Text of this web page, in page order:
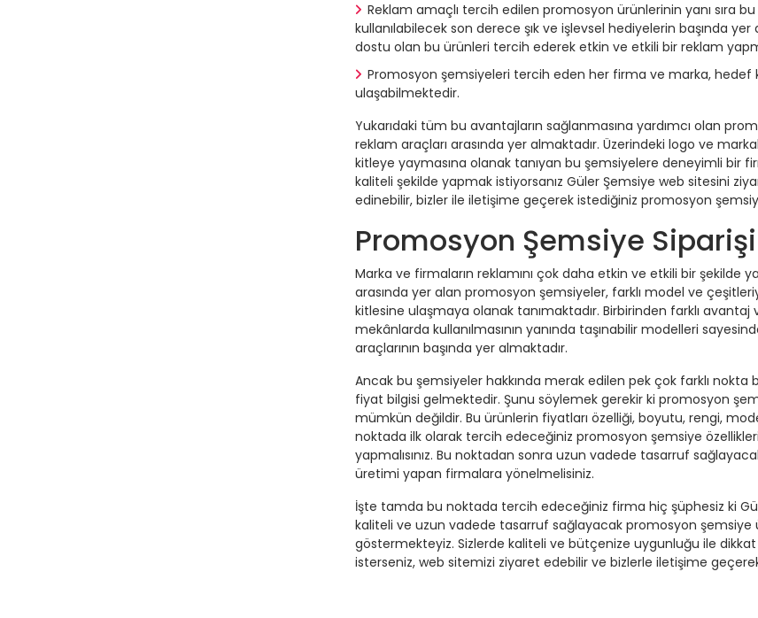
Reklam amaçlı tercih edilen promosyon ürünlerinin yanı sıra
kullanılabilecek son derece şık ve işlevsel hediyelerin başında
dostu olan bu ürünleri tercih ederek etkin ve etkili bir reklam
Promosyon şemsiyeleri tercih eden her firma ve marka, hedef
ulaşabilmektedir.
Yukarıdaki tüm bu avantajların sağlanmasına yardımcı olan
reklam araçları arasında yer almaktadır. Üzerindeki logo ve
kitleye yaymasına olanak tanıyan bu şemsiyelere deneyimli bir
kaliteli şekilde yapmak istiyorsanız Güler Şemsiye web sitesini
edinebilir, bizler ile iletişime geçerek istediğiniz promosyon
Promosyon Şemsiye Siparişi
Marka ve firmaların reklamını çok daha etkin ve etkili bir şekilde
arasında yer alan promosyon şemsiyeler, farklı model ve
kitlesine ulaşmaya olanak tanımaktadır. Birbirinden farklı
mekânlarda kullanılmasının yanında taşınabilir modelleri
araçlarının başında yer almaktadır.
Ancak bu şemsiyeler hakkında merak edilen pek çok farklı nokta
fiyat bilgisi gelmektedir. Şunu söylemek gerekir ki promosyon
mümkün değildir. Bu ürünlerin fiyatları özelliği, boyutu, rengi,
noktada ilk olarak tercih edeceğiniz promosyon şemsiye
yapmalısınız. Bu noktadan sonra uzun vadede tasarruf
üretimi yapan firmalara yönelmelisiniz.
İşte tamda bu noktada tercih edeceğiniz firma hiç şüphesiz ki
kaliteli ve uzun vadede tasarruf sağlayacak promosyon
göstermekteyiz. Sizlerde kaliteli ve bütçenize uygunluğu ile
isterseniz, web sitemizi ziyaret edebilir ve bizlerle iletişime